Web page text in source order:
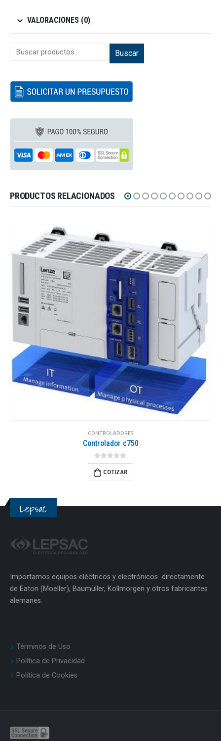
VALORACIONES (0)
Buscar
PRODUCTOS RELACIONADOS
CONTROLADORES
Controlador p500
0out of 5
COTIZAR
Lepsac
Importamos equipos eléctricos y electrónicos directamente
de Eaton (Moeller), Baumüller, Kollmorgen y otros fabricantes
alemanes.
Términos de Uso
Política de Privacidad
Política de Cookies